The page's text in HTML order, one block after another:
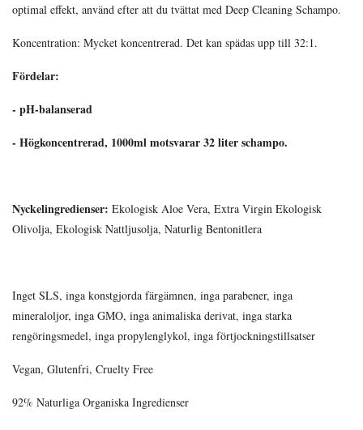
optimal effekt, använd efter att du tvättat med Deep Cleaning Schampo.
Koncentration: Mycket koncentrerad. Det kan spädas upp till 32:1.
Fördelar:
- pH-balanserad
- Högkoncentrerad, 1000ml motsvarar 32 liter schampo.
Nyckelingredienser: Ekologisk Aloe Vera, Extra Virgin Ekologisk
Olivolja, Ekologisk Nattljusolja, Naturlig Bentonitlera
Inget SLS, inga konstgjorda färgämnen, inga parabener, inga
mineraloljor, inga GMO, inga animaliska derivat, inga starka
rengöringsmedel, inga propylenglykol, inga förtjockningstillsatser
Vegan, Glutenfri, Cruelty Free
92% Naturliga Organiska Ingredienser